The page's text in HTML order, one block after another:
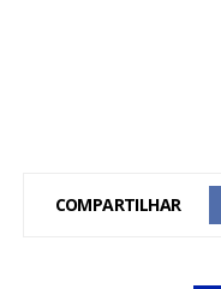
COMPARTILHAR